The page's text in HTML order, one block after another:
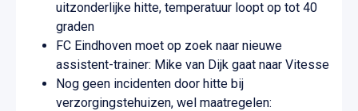
uitzonderlijke hitte, temperatuur loopt op tot 40
graden
FC Eindhoven moet op zoek naar nieuwe
assistent-trainer: Mike van Dijk gaat naar Vitesse
Nog geen incidenten door hitte bij
verzorgingstehuizen, wel maatregelen: